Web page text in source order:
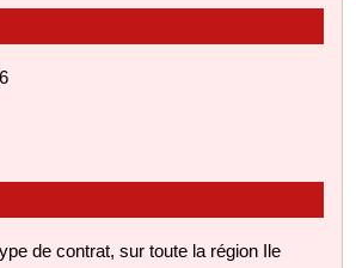
de contrat, sur toute la région Ile